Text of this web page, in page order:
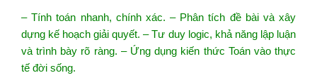
– Tính toán nhanh, chính xác. – Phân tích đề bài và xây
dựng kế hoạch giải quyết. – Tư duy logic, khả năng lập luận
và trình bày rõ ràng. – Ứng dụng kiến thức Toán vào thực
tế đời sống.